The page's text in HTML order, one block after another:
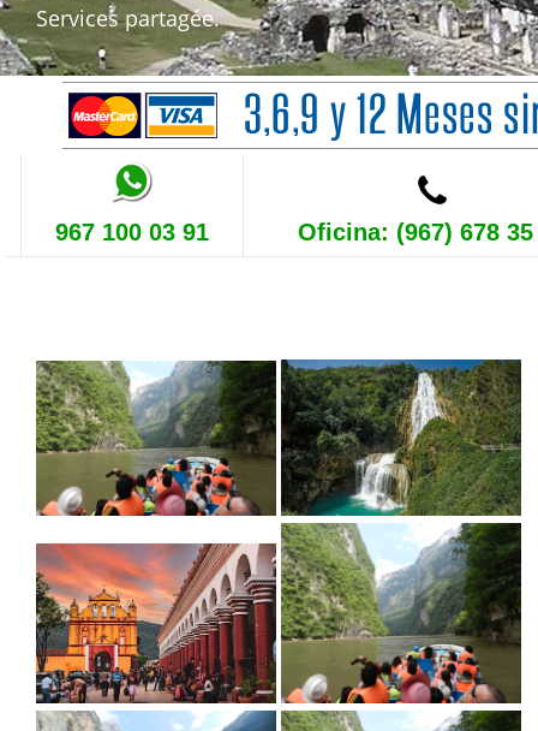
Services partagée.
967 100 03 91 Oficina: (967) 678 35